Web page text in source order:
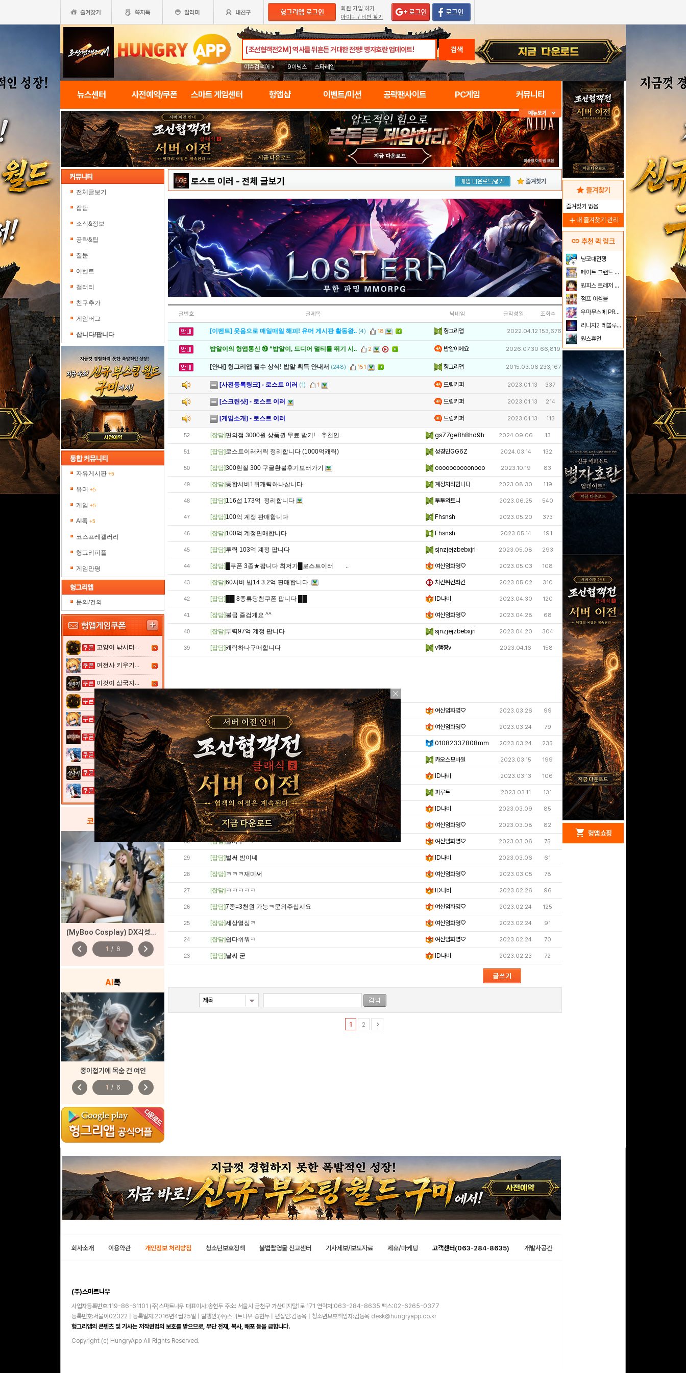
회원 가입 하기
아이디 / 비번 찾기
검색
이슈검색어 » 9이닝스 스타레일
뉴스센터 사전예약/쿠폰 스마트 게임센터 헝앱샵 이벤트/미션 공략팬사이트 PC게임 커뮤니티
전체글보기
잡담
소식&정보
공략&팁
질문
이벤트
갤러리
친구추가
게임버그
삽니다/팝니다
자유게시판 +5
유머 +5
게임 +5
AI톡 +5
코스프레갤러리
헝그리피플
게임만평
문의/건의
고양이 낚시터...
여전사 키우기...
이것이 삼국지...
고양이 낚시터...
여전사 키우기...
그레이 사가
열혈강호: 넥...
이것이 삼국지...
열혈강호: 넥...
코스프레 갤러리
(MyBoo Cosplay) DX각성자들 드래곤 각성
chevron_left 1 / 6 chevron_right
AI톡
종이접기에 목숨 건 여인
chevron_left 1 / 6 chevron_right
로스트 이러 - 전체 글보기 즐겨찾기
글번호 글제목 닉네임 글작성일 조회수
[이벤트] 웃음으로 매일매일 해피! 유머 게시판 활동왕.. (4) 18 헝그리앱 2022.04.12 153,676
밥알이의 헝앱통신 ⑲ “밥알이, 드디어 멀티를 뛰기 시.. 2 밥알이에요 2026.07.30 66,819
[안내] 헝그리앱 필수 상식! 밥알 획득 안내서 (248) 151 헝그리앱 2015.03.06 233,167
[사전등록링크] - 로스트 이러 (1) 1 드림키퍼 2023.01.13 337
[스크린샷] - 로스트 이러 드림키퍼 2023.01.13 214
[게임소개] - 로스트 이러 드림키퍼 2023.01.13 113
52 [잡담]편의점 3000원 상품권 무료 받기! 추천인.. gs77ge8h8hd9h 2024.09.06 13
51 [잡담]로스트이러캐릭 정리합니다 (1000억캐릭) 성경민GG6Z 2024.03.14 132
50 [잡담]300현질 300 구글환불후기보러가기 oooooooooonooo 2023.10.19 83
49 [잡담]통합서버1위캐릭하나삽니다. 계정처리함니다 2023.08.30 119
48 [잡담]116섭 173억 정리합니다 투투와토니 2023.06.25 540
47 [잡담]100억 계정 판매합니다 Fhsnsh 2023.05.20 373
46 [잡담]100억 계정판매합니다 Fhsnsh 2023.05.14 191
45 [잡담]투력 103억 계정 팝니다 sjnzjejzbebxjri 2023.05.08 293
44 [잡담] █쿠폰 3종★팝니다 최저가█로스트이러 .. 여신임화영♡ 2023.05.03 108
43 [잡담]60서버 빕14 3.2억 판매합니다. 치킨취킨최킨 2023.05.02 310
42 [잡담] ██ 8종류당첨쿠폰 팝니다 ██ ID나비 2023.04.30 120
41 [잡담]불금 즐겁게요 ^^ 여신임화영♡ 2023.04.28 68
40 [잡담]투력97억 계정 팝니다 sjnzjejzbebxjri 2023.04.20 304
39 [잡담]캐릭하나구매합니다 v햄찡v 2023.04.16 158
38 [잡담]가정의달 5월 이군ㅎ 여신임화영♡ 2023.03.26 99
37 [잡담]냐무냐무냐무 ㅋㅋㅋㅋㅋㅋㅋㅋㅋㅋㅋㅋㅋㅋㅋㅋㅋ 여신임화영♡ 2023.03.24 79
36 [잡담]늦기전에 구글환불 300 받고 접네유.... 01082337808mm 2023.03.24 233
35 [잡담] 20장 정도로 계정 삽니다 카오스모바일 2023.03.15 199
34 [잡담]맛점~ ID나비 2023.03.13 106
33 [잡담]❤️ 찌V.I.P 포함쿠폰 ❤️ 피루트 2023.03.11 131
32 [잡담]냐무냐무 ID나비 2023.03.09 85
31 [잡담]벌써 밤이군ㅋ 여신임화영♡ 2023.03.08 82
30 [잡담]출서쿠~ㅋ 여신임화영♡ 2023.03.06 75
29 [잡담]벌써 밤이네 ID나비 2023.03.06 61
28 [잡담] ㅋㅋㅋ재미써 여신임화영♡ 2023.03.05 78
27 [잡담] ㅋㅋㅋㅋㅋ ID나비 2023.02.26 96
26 [잡담]7종=3천원 가능ㅋ문의주십시요 여신임화영♡ 2023.02.24 125
25 [잡담]세상열심ㅋ 여신임화영♡ 2023.02.24 91
24 [잡담]쉽다쉬워ㅋ 여신임화영♡ 2023.02.24 70
23 [잡담]날씨 굳 ID나비 2023.02.23 72
1 2
star 즐겨찾기
즐겨찾기 없음
add 내 즐겨찾기 관리
link 추천 퀵 링크
냥코대전쟁
페이트 그랜드 오더
원피스 트레저 크루즈
점프 어셈블
우마무스메 PRETTY DERBY
리니지2 레볼루션
원스휴먼
redeem 헝앱 경품
구글 플레이 기프트카드
15,000원 (추첨)
100 밥알
문화상품권 5000원 (추
첨)
100 밥알
문화상품권 10000원
shopping_cart 헝앱 쇼핑
회사소개 이용약관 개인정보 처리방침 청소년보호정책 불법촬영물 신고센터 기사제보/보도자료 제휴/마케팅 고객센터(063-284-8635) 개발사공간
(주)스마트나우
사업자등록번호:119-86-61101 (주)스마트나우 대표이사:송현두 주소: 서울시 금천구 가산디지털1로 171 연락처:063-284-8635 팩스:02-6265-0377
등록번호:서울아02322 | 등록일자:2016년4월25일 | 발행인:(주)스마트나우 송현두 | 편집인:김동욱 | 청소년보호책임자:김동욱 desk@hungryapp.co.kr
헝그리앱의 콘텐츠 및 기사는 저작권법의 보호를 받으므로, 무단 전재, 복사, 배포 등을 금합니다.
Copyright (c) HungryApp All Rights Reserved.